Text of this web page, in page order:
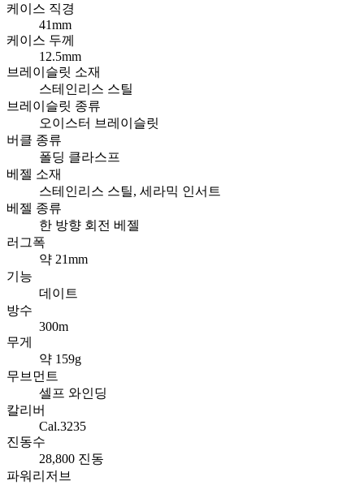
케이스 직경
41mm
케이스 두께
12.5mm
브레이슬릿 소재
스테인리스 스틸
브레이슬릿 종류
오이스터 브레이슬릿
버클 종류
폴딩 클라스프
베젤 소재
스테인리스 스틸, 세라믹 인서트
베젤 종류
한 방향 회전 베젤
러그폭
약 21mm
기능
데이트
방수
300m
무게
약 159g
무브먼트
셀프 와인딩
칼리버
Cal.3235
진동수
28,800 진동
파워리저브